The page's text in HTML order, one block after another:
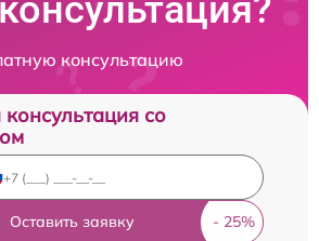
консультацию
со
Оставить заявку